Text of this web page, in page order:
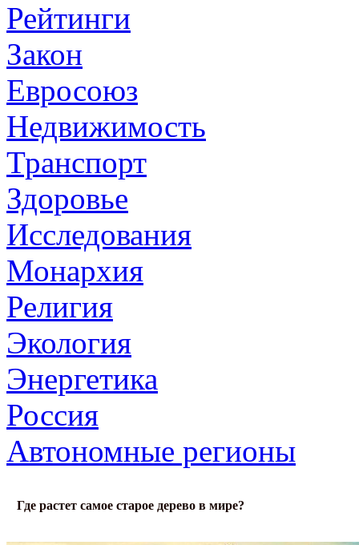
Рейтинги
Закон
Евросоюз
Недвижимость
Транспорт
Здоровье
Исследования
Монархия
Религия
Экология
Энергетика
Россия
Автономные регионы
Где растет самое старое дерево в мире?